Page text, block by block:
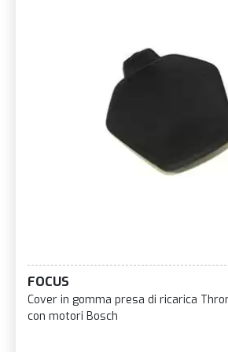
FOCUS
Cover in gomma presa di ricarica
con motori Bosch